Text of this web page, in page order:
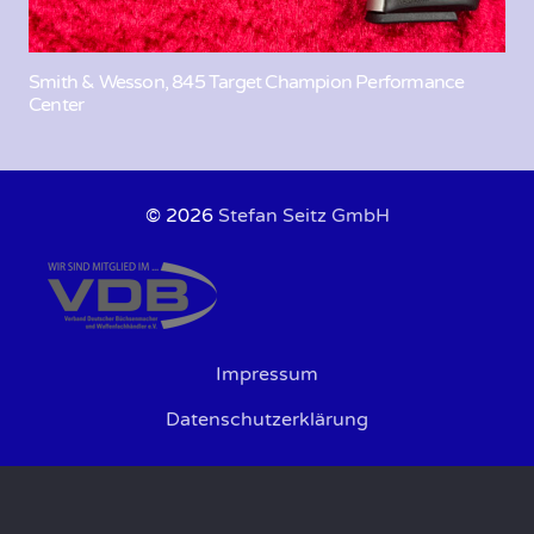
Smith & Wesson, 845 Target Champion Performance
Center
© 2026 Stefan Seitz GmbH
Impressum
Datenschutzerklärung